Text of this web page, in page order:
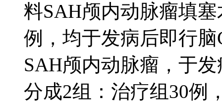
料SAH颅内动脉瘤填
例，均于发病后即行
SAH颅内动脉瘤，于
分成2组：治疗组30例